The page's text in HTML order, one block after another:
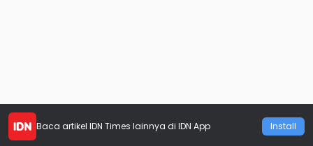
Baca artikel IDN Times lainnya di IDN App Install